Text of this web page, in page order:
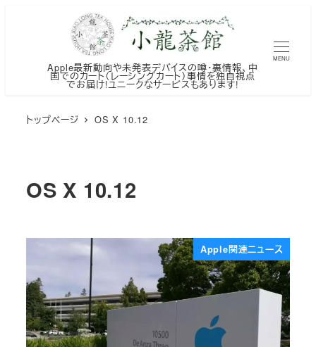
Apple最新動向や未発表デバイスの噂・裏情報、中
国でのカート（レーシングカート）事情を独自視点
でお届け!ユニークなサービスもあります!
MENU
トップページ OS X 10.12
OS X 10.12
Apple関連ニュース